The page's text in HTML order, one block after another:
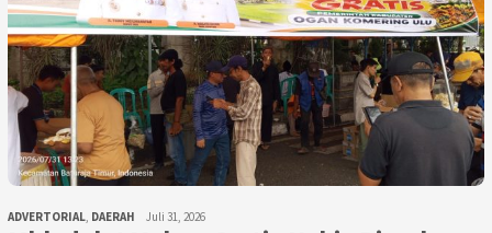
ADVERTORIAL, DAERAH Juli 31, 2026